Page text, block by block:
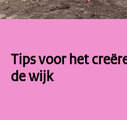
Tips voor het
de wijk